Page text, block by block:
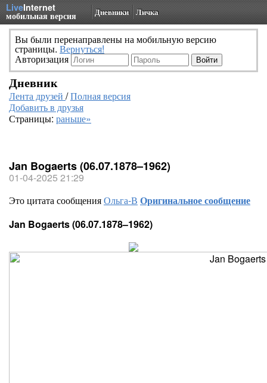
LiveInternet
мобильная версия Дневники Личка
Вы были перенаправлены на мобильную версию
страницы. Вернуться!
Авторизация
Дневник
Лента друзей /Полная версия
Добавить в друзья
Страницы: раньше»
Jan Bogaerts (06.07.1878–1962)
01-04-2025 21:29
Это цитата сообщенияОльга-В Оригинальное сообщение
Jan Bogaerts (06.07.1878–1962)